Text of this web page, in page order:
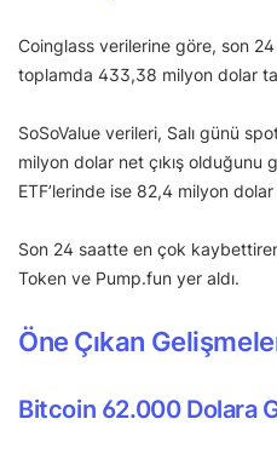
Coinglass verilerine göre, son 24
toplamda 433,38 milyon dolar
SoSoValue verileri, Salı günü
milyon dolar net çıkış olduğunu
ETF’lerinde ise 82,4 milyon dolar
Son 24 saatte en çok
Token ve Pump.fun yer aldı.
Öne Çıkan
Bitcoin 62.000 Dolara